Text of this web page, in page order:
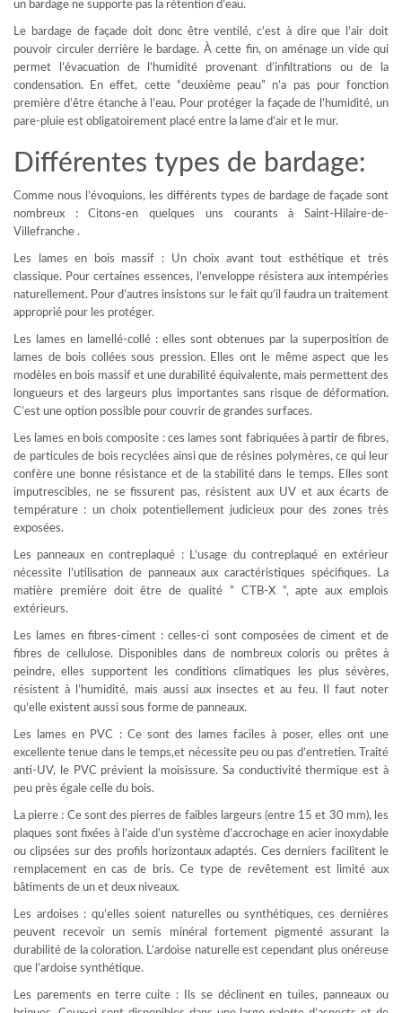
un bardage ne supporte pas la rétention d’eau.
Le bardage de façade doit donc être ventilé, c’est à dire que l’air doit
pouvoir circuler derrière le bardage. À cette fin, on aménage un vide qui
permet l’évacuation de l’humidité provenant d’infiltrations ou de la
condensation. En effet, cette “deuxième peau” n’a pas pour fonction
première d’être étanche à l’eau. Pour protéger la façade de l’humidité, un
pare-pluie est obligatoirement placé entre la lame d’air et le mur.
Différentes types de bardage:
Comme nous l’évoquions, les différents types de bardage de façade sont
nombreux : Citons-en quelques uns courants à Saint-Hilaire-de-
Villefranche .
Les lames en bois massif : Un choix avant tout esthétique et très
classique. Pour certaines essences, l’enveloppe résistera aux intempéries
naturellement. Pour d’autres insistons sur le fait qu’il faudra un traitement
approprié pour les protéger.
Les lames en lamellé-collé : elles sont obtenues par la superposition de
lames de bois collées sous pression. Elles ont le même aspect que les
modèles en bois massif et une durabilité équivalente, mais permettent des
longueurs et des largeurs plus importantes sans risque de déformation.
C’est une option possible pour couvrir de grandes surfaces.
Les lames en bois composite : ces lames sont fabriquées à partir de fibres,
de particules de bois recyclées ainsi que de résines polymères, ce qui leur
confère une bonne résistance et de la stabilité dans le temps. Elles sont
imputrescibles, ne se fissurent pas, résistent aux UV et aux écarts de
température : un choix potentiellement judicieux pour des zones très
exposées.
Les panneaux en contreplaqué : L’usage du contreplaqué en extérieur
nécessite l’utilisation de panneaux aux caractéristiques spécifiques. La
matière première doit être de qualité ” CTB-X “, apte aux emplois
extérieurs.
Les lames en fibres-ciment : celles-ci sont composées de ciment et de
fibres de cellulose. Disponibles dans de nombreux coloris ou prêtes à
peindre, elles supportent les conditions climatiques les plus sévères,
résistent à l’humidité, mais aussi aux insectes et au feu. Il faut noter
qu’elle existent aussi sous forme de panneaux.
Les lames en PVC : Ce sont des lames faciles à poser, elles ont une
excellente tenue dans le temps,et nécessite peu ou pas d’entretien. Traité
anti-UV, le PVC prévient la moisissure. Sa conductivité thermique est à
peu près égale celle du bois.
La pierre : Ce sont des pierres de faibles largeurs (entre 15 et 30 mm), les
plaques sont fixées à l’aide d’un système d’accrochage en acier inoxydable
ou clipsées sur des profils horizontaux adaptés. Ces derniers facilitent le
remplacement en cas de bris. Ce type de revêtement est limité aux
bâtiments de un et deux niveaux.
Les ardoises : qu’elles soient naturelles ou synthétiques, ces dernières
peuvent recevoir un semis minéral fortement pigmenté assurant la
durabilité de la coloration. L’ardoise naturelle est cependant plus onéreuse
que l’ardoise synthétique.
Les parements en terre cuite : Ils se déclinent en tuiles, panneaux ou